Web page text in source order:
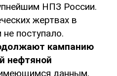
НПЗ России.
жертвах в
не поступало.
кампанию
нефтяной
данным,